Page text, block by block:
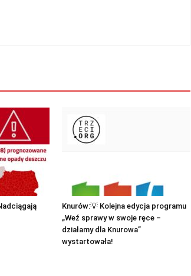
Knurów:💡 Kolejna edycja programu
„Weź sprawy w swoje ręce –
działamy dla Knurowa”
wystartowała!